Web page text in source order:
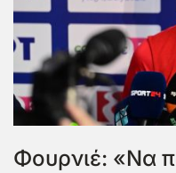
Φουρνιέ: «Να